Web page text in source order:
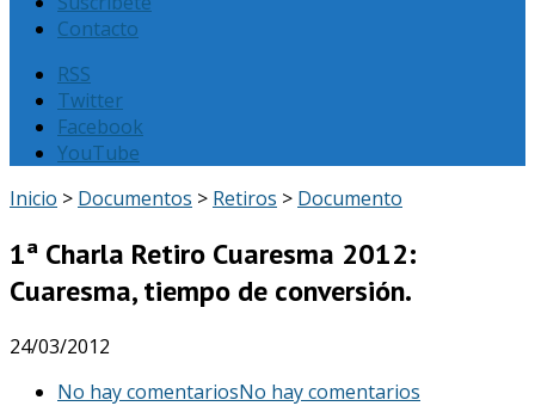
Contacto
RSS
Twitter
Facebook
YouTube
Inicio > Documentos > Retiros > Documento
1ª Charla Retiro Cuaresma 2012:
Cuaresma, tiempo de conversión.
24/03/2012
No hay comentariosNo hay comentarios